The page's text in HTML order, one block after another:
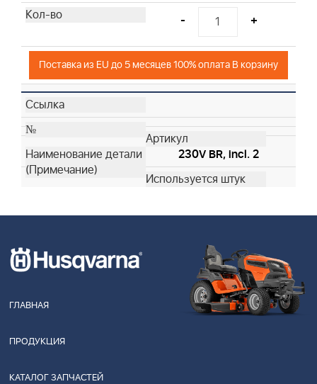
- +
Поставка из EU до 5 месяцев 100% оплата В корзину
230V BR, incl. 2
ГЛАВНАЯ
ПРОДУКЦИЯ
КАТАЛОГ ЗАПЧАСТЕЙ